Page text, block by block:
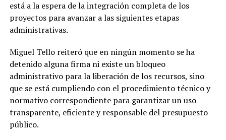
está a la espera de la integración completa de los
proyectos para avanzar a las siguientes etapas
administrativas.
Miguel Tello reiteró que en ningún momento se ha
detenido alguna firma ni existe un bloqueo
administrativo para la liberación de los recursos, sino
que se está cumpliendo con el procedimiento técnico y
normativo correspondiente para garantizar un uso
transparente, eficiente y responsable del presupuesto
público.